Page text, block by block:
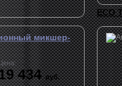
микшер-
434руб.
ECO